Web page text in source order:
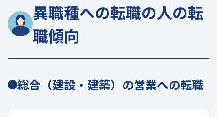
異職種への転職の人の転
職傾向
総合（建設・建築）の営業への転職